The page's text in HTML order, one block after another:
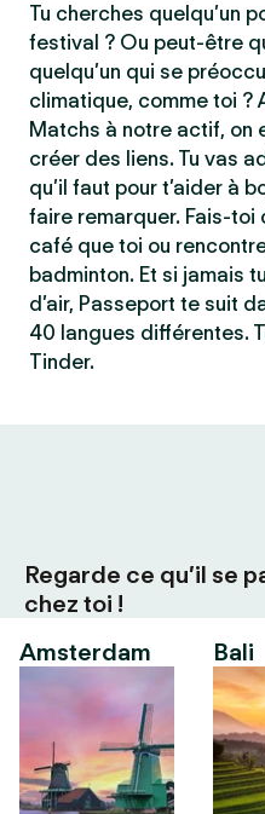
Tu cherches quelqu’un
festival ? Ou peut-être
quelqu’un qui se
climatique, comme toi ?
Matchs à notre actif, on
créer des liens. Tu vas
qu’il faut pour t’aider à
faire remarquer. Fais-
café que toi ou
badminton. Et si jamais
d’air, Passeport te suit
40 langues différentes.
Tinder.
Regarde ce qu’il se
chez toi !
Amsterdam
Bali